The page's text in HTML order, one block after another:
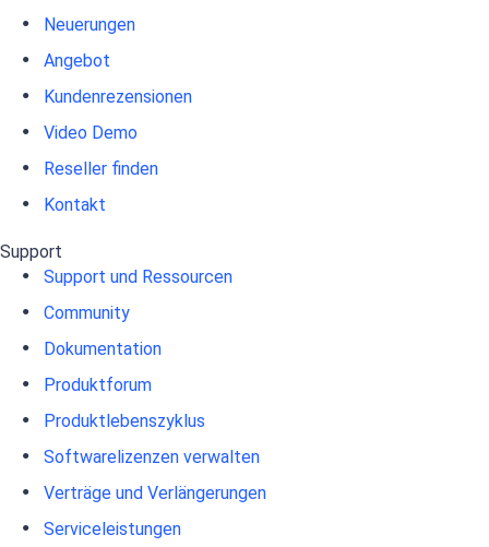
Neuerungen
Angebot
Kundenrezensionen
Video Demo
Reseller finden
Kontakt
Support
Support und Ressourcen
Community
Dokumentation
Produktforum
Produktlebenszyklus
Softwarelizenzen verwalten
Verträge und Verlängerungen
Serviceleistungen